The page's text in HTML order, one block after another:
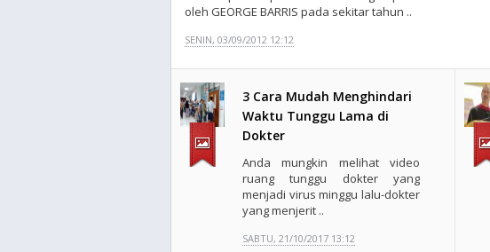
oleh GEORGE BARRIS pada sekitar tahun ..
SENIN, 03/09/2012 12:12
3 Cara Mudah Menghindari
Waktu Tunggu Lama di
Dokter
Anda mungkin melihat video
ruang tunggu dokter yang
menjadi virus minggu lalu-dokter
yang menjerit ..
SABTU, 21/10/2017 13:12